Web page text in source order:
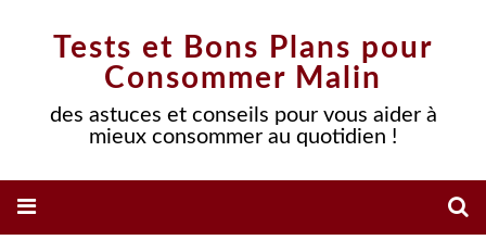
Tests et Bons Plans pour
Consommer Malin
des astuces et conseils pour vous aider à
mieux consommer au quotidien !